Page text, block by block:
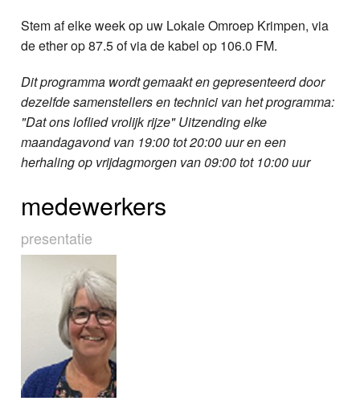
Stem af elke week op uw Lokale Omroep Krimpen, via
de ether op 87.5 of via de kabel op 106.0 FM.
Dit programma wordt gemaakt en gepresenteerd door
dezelfde samenstellers en technici van het programma:
"Dat ons loflied vrolijk rijze" Uitzending elke
maandagavond van 19:00 tot 20:00 uur en een
herhaling op vrijdagmorgen van 09:00 tot 10:00 uur
medewerkers
presentatie